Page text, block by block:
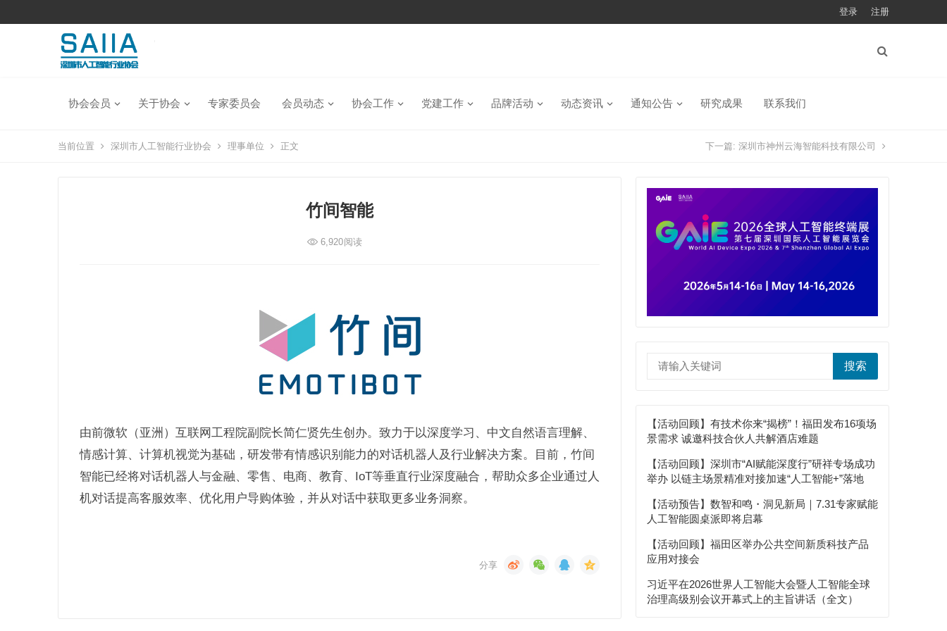
登录 注册
协会会员 关于协会 专家委员会 会员动态 协会工作 党建工作 品牌活动 动态资讯 通知公告 研究成果 联系我们
当前位置 深圳市人工智能行业协会 理事单位 正文 下一篇: 深圳市神州云海智能科技有限公司
竹间智能
6,920阅读
由前微软（亚洲）互联网工程院副院长简仁贤先生创办。致力于以深度学习、中文自然语言理解、
情感计算、计算机视觉为基础，研发带有情感识别能力的对话机器人及行业解决方案。目前，竹间
智能已经将对话机器人与金融、零售、电商、教育、IoT等垂直行业深度融合，帮助众多企业通过人
机对话提高客服效率、优化用户导购体验，并从对话中获取更多业务洞察。
搜索
【活动回顾】有技术你来“揭榜”！福田发布16项场
景需求 诚邀科技合伙人共解酒店难题
【活动回顾】深圳市“AI赋能深度行”研祥专场成功
举办 以链主场景精准对接加速“人工智能+”落地
【活动预告】数智和鸣・洞见新局｜7.31专家赋能
人工智能圆桌派即将启幕
【活动回顾】福田区举办公共空间新质科技产品
应用对接会
习近平在2026世界人工智能大会暨人工智能全球
治理高级别会议开幕式上的主旨讲话（全文）